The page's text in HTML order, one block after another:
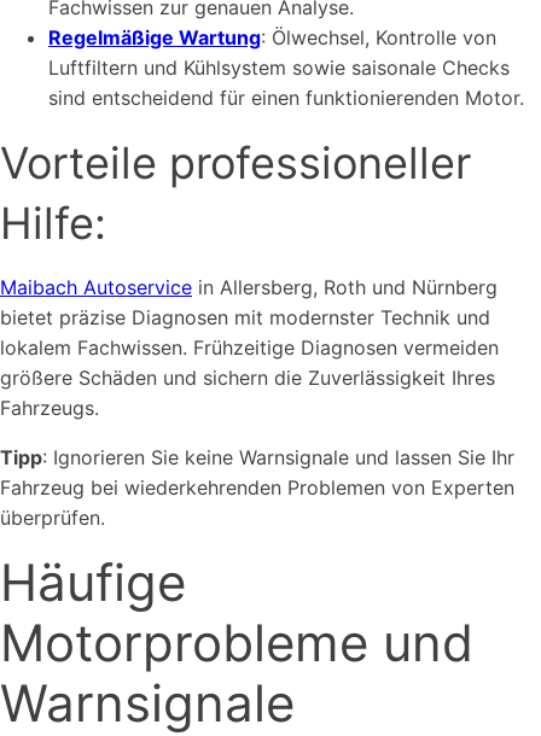
Fachwissen zur genauen Analyse.
Regelmäßige Wartung: Ölwechsel, Kontrolle von
Luftfiltern und Kühlsystem sowie saisonale Checks
sind entscheidend für einen funktionierenden Motor.
Vorteile professioneller
Hilfe:
Maibach Autoservice in Allersberg, Roth und Nürnberg
bietet präzise Diagnosen mit modernster Technik und
lokalem Fachwissen. Frühzeitige Diagnosen vermeiden
größere Schäden und sichern die Zuverlässigkeit Ihres
Fahrzeugs.
Tipp: Ignorieren Sie keine Warnsignale und lassen Sie Ihr
Fahrzeug bei wiederkehrenden Problemen von Experten
überprüfen.
Häufige
Motorprobleme und
Warnsignale